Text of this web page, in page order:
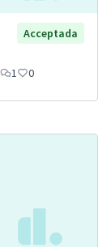
Acceptada
1 0